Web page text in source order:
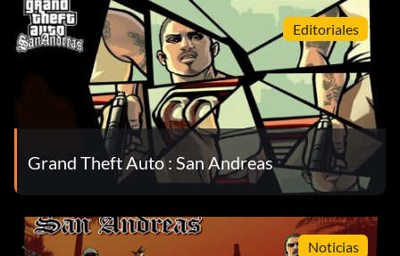
Editoriales
Grand Theft Auto : San Andreas
Noticias